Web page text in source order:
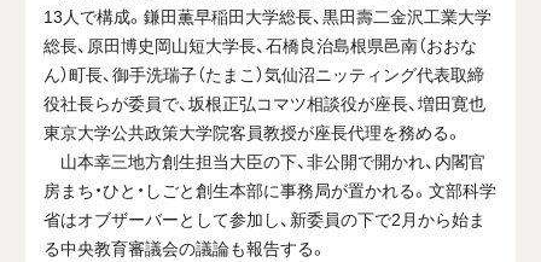
13人で構成。鎌田薫早稲田大学総長、黒田壽二金沢工業大学
総長、原田博史岡山短大学長、石橋良治島根県邑南（おおな
ん）町長、御手洗瑞子（たまこ）気仙沼ニッティング代表取締
役社長らが委員で、坂根正弘コマツ相談役が座長、増田寛也
東京大学公共政策大学院客員教授が座長代理を務める。
山本幸三地方創生担当大臣の下、非公開で開かれ、内閣官
房まち・ひと・しごと創生本部に事務局が置かれる。文部科学
省はオブザーバーとして参加し、新委員の下で2月から始ま
る中央教育審議会の議論も報告する。